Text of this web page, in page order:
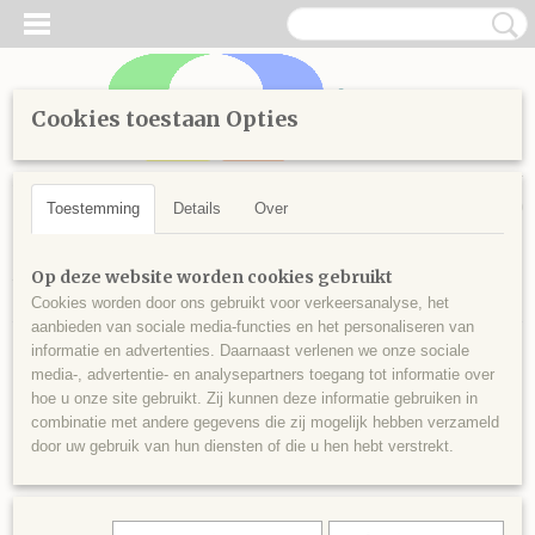
Inloggen Registreren
UW WINKELWAGEN
Home >Diamond Painting> Losse steentjes rond
vanaf 100 >Ronde steentjes nr 165
Ronde steentjes nr 165
Cookies toestaan Opties
Toestemming Details Over
Op deze website worden cookies gebruikt
Cookies worden door ons gebruikt voor verkeersanalyse, het
aanbieden van sociale media-functies en het personaliseren van
informatie en advertenties. Daarnaast verlenen we onze sociale
media-, advertentie- en analysepartners toegang tot informatie over
hoe u onze site gebruikt. Zij kunnen deze informatie gebruiken in
combinatie met andere gegevens die zij mogelijk hebben verzameld
door uw gebruik van hun diensten of die u hen hebt verstrekt.